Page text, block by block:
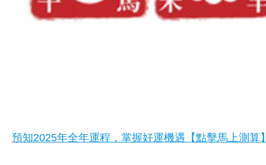
預知2025年全年運程，掌握好運機遇【點擊馬上測算